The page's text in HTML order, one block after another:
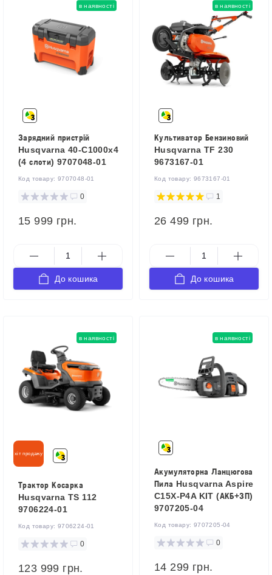
в наявності
Зарядний пристрій
Husqvarna 40-C1000x4
(4 слоти) 9707048-01
Код товару: 9707048-01
0
15 999 грн.
До кошика
в наявності
Культиватор Бензиновий
Husqvarna TF 230
9673167-01
Код товару: 9673167-01
1
26 499 грн.
До кошика
в наявності
хіт продажу
Трактор Косарка
Husqvarna TS 112
9706224-01
Код товару: 9706224-01
0
123 999 грн.
в наявності
Акумуляторна Ланцюгова
Пила Husqvarna Aspire
C15X-P4A KIT (АКБ+ЗП)
9707205-04
Код товару: 9707205-04
0
14 299 грн.